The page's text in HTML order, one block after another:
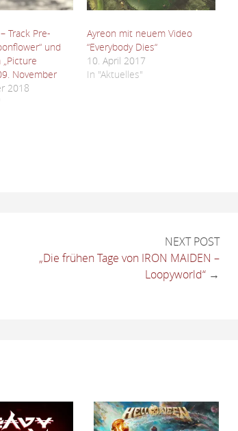
Track Pre-
und
November
2018
Ayreon mit neuem Video
“Everybody Dies“
10. April 2017
In "Aktuelles"
NEXT POST
„Die frühen Tage von IRON MAIDEN –
Loopyworld“ →